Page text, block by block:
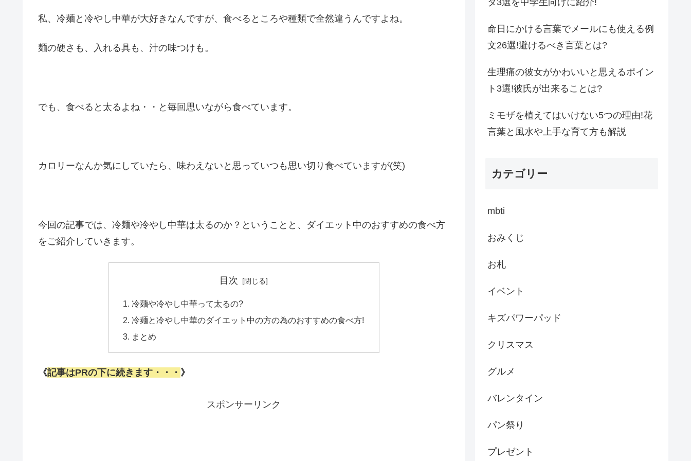
私、冷麺と冷やし中華が大好きなんですが、食べるところや種類で全然違うんですよね。
麺の硬さも、入れる具も、汁の味つけも。
でも、食べると太るよね・・と毎回思いながら食べています。
カロリーなんか気にしていたら、味わえないと思っていつも思い切り食べていますが(笑)
今回の記事では、冷麺や冷やし中華は太るのか？ということと、ダイエット中のおすすめの食べ方
をご紹介していきます。
目次
冷麺や冷やし中華って太るの?
冷麺と冷やし中華のダイエット中の方の為のおすすめの食べ方!
まとめ
《記事はPRの下に続きます・・・ 》
スポンサーリンク
タ3選を中学生向けに紹介!
命日にかける言葉でメールにも使える例
文26選!避けるべき言葉とは?
生理痛の彼女がかわいいと思えるポイン
ト3選!彼氏が出来ることは?
ミモザを植えてはいけない5つの理由!花
言葉と風水や上手な育て方も解説
カテゴリー
mbti
おみくじ
お札
イベント
キズパワーパッド
クリスマス
グルメ
バレンタイン
パン祭り
プレゼント